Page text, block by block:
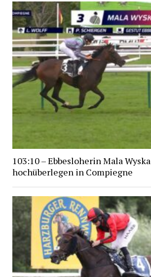
103:10 – Ebbesloherin Mala Wyska
hochüberlegen in Compiegne